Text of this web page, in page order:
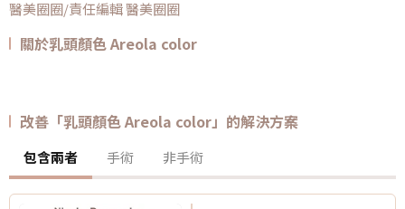
醫美圈圈/責任編輯 醫美圈圈
關於乳頭顏色 Areola color
改善「乳頭顏色 Areola color」的解決方案
包含兩者 手術 非手術